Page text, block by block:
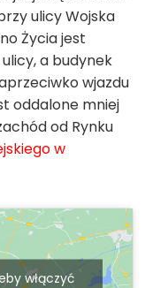
ulicy Wojska
Życia jest
a budynek
wjazdu
oddalone mniej
od Rynku
w
włączyć